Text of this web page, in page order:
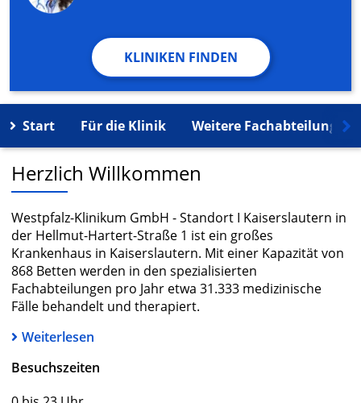
KLINIKEN FINDEN
Start Für die Klinik Weitere Fachabteilungen
Herzlich Willkommen
Westpfalz-Klinikum GmbH - Standort I Kaiserslautern in
der Hellmut-Hartert-Straße 1 ist ein großes
Krankenhaus in Kaiserslautern. Mit einer Kapazität von
868 Betten werden in den spezialisierten
Fachabteilungen pro Jahr etwa 31.333 medizinische
Fälle behandelt und therapiert.
Weiterlesen
Besuchszeiten